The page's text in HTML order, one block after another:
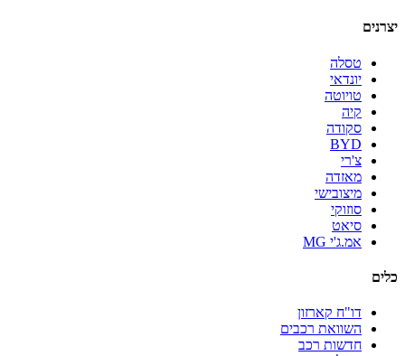
יצרנים
טסלה
יונדאי
טויוטה
קיה
סקודה
BYD
צ'רי
מאזדה
מיצובישי
סוזוקי
סיאט
אמ.ג'י MG
כלים
דו"ח קארזון
השוואת רכבים
חדשות רכב